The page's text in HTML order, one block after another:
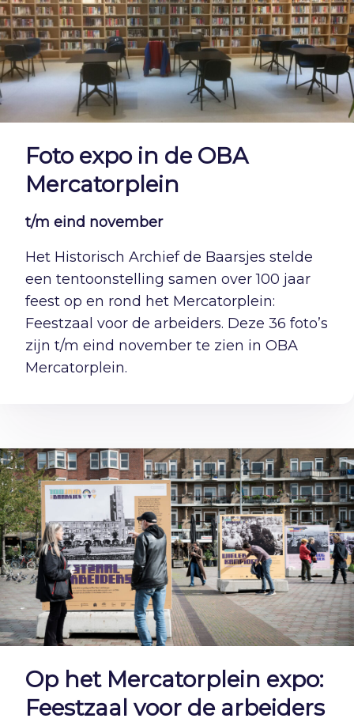
Foto expo in de OBA
Mercatorplein
t/m eind november
Het Historisch Archief de Baarsjes stelde
een tentoonstelling samen over 100 jaar
feest op en rond het Mercatorplein:
Feestzaal voor de arbeiders. Deze 36 foto’s
zijn t/m eind november te zien in OBA
Mercatorplein.
Op het Mercatorplein expo:
Feestzaal voor de arbeiders